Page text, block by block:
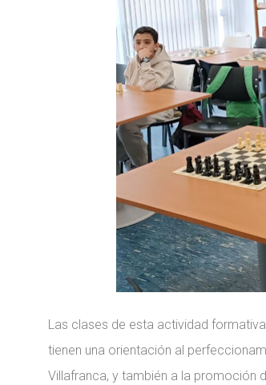
Las clases de esta actividad
tienen una orientación al
Villafranca, y también a la promoción